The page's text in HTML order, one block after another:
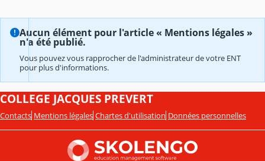
Aucun élément pour l'article « Mentions légales »
n'a été publié.
Vous pouvez vous rapprocher de l'administrateur de votre ENT
pour plus d'informations.
COLLEGE JACQUES PREVERT
Contacts Mentions légales Chartes d'utilisation Données personnelles